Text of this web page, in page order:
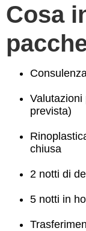
Cosa
Valutazioni
prevista)
chiusa
2 notti di
5 notti in